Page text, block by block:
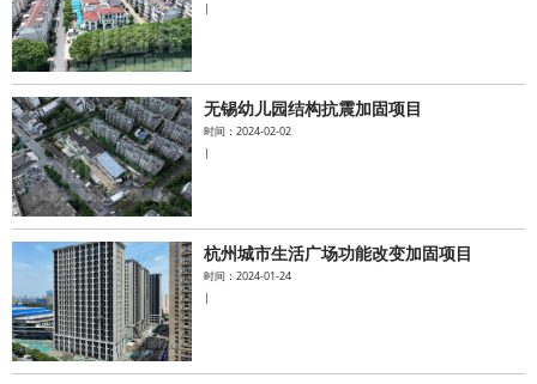
|
无锡幼儿园结构抗震加固项目
时间：2024-02-02
|
杭州城市生活广场功能改变加固项目
时间：2024-01-24
|